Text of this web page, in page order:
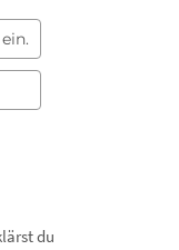
du